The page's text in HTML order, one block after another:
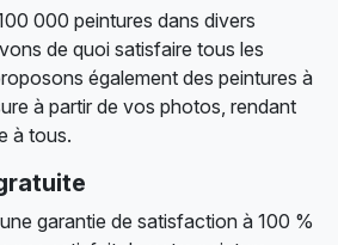
000 peintures dans divers
de quoi satisfaire tous les
également des peintures à
à partir de vos photos, rendant
à tous.
garantie de satisfaction à 100 %